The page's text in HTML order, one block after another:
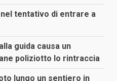
tentativo di entrare a
guida causa un
poliziotto lo rintraccia
lungo un sentiero in